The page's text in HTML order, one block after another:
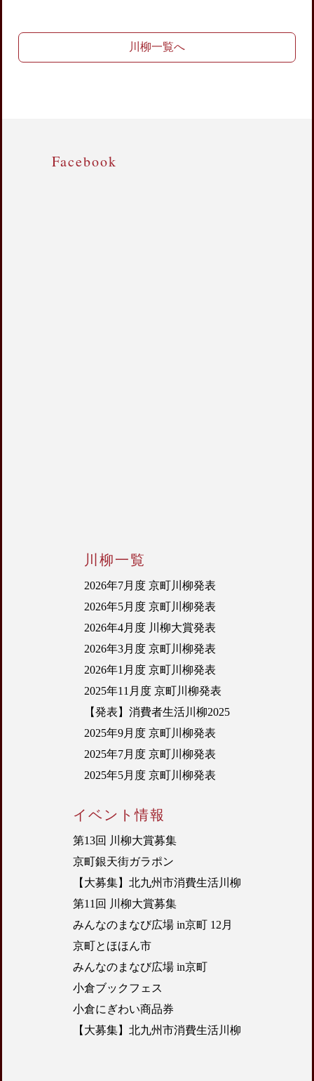
川柳一覧へ
イベント情報
第13回 川柳大賞募集
京町銀天街ガラポン
【大募集】北九州市消費生活川柳
第11回 川柳大賞募集
みんなのまなび広場 in京町 12月
京町とほほん市
みんなのまなび広場 in京町
小倉ブックフェス
小倉にぎわい商品券
【大募集】北九州市消費生活川柳
川柳一覧
2026年7月度 京町川柳発表
2026年5月度 京町川柳発表
2026年4月度 川柳大賞発表
2026年3月度 京町川柳発表
2026年1月度 京町川柳発表
2025年11月度 京町川柳発表
【発表】消費者生活川柳2025
2025年9月度 京町川柳発表
2025年7月度 京町川柳発表
2025年5月度 京町川柳発表
Facebook